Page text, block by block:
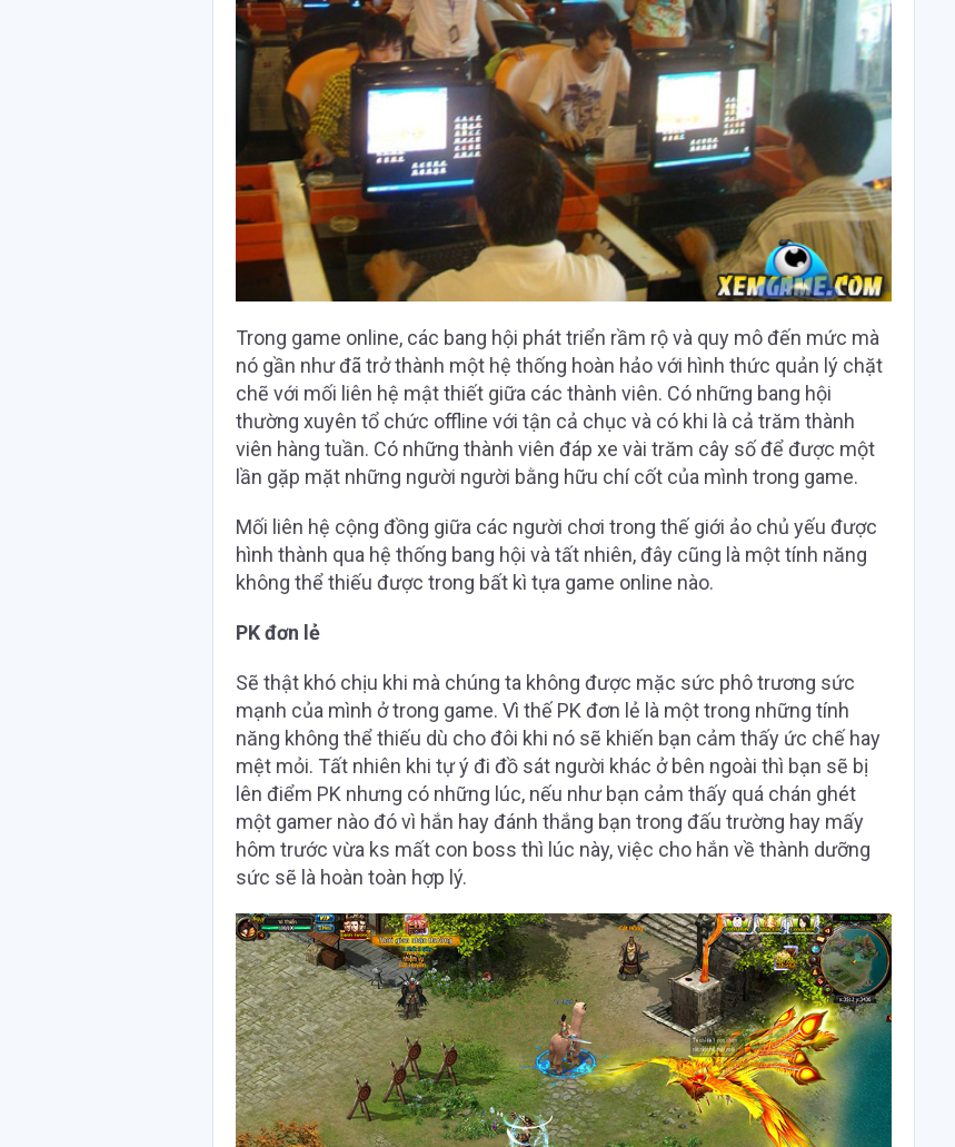
Trong game online, các bang hội phát triển rầm rộ và quy mô đến mức mà
nó gần như đã trở thành một hệ thống hoàn hảo với hình thức quản lý chặt
chẽ với mối liên hệ mật thiết giữa các thành viên. Có những bang hội
thường xuyên tổ chức offline với tận cả chục và có khi là cả trăm thành
viên hàng tuần. Có những thành viên đáp xe vài trăm cây số để được một
lần gặp mặt những người người bằng hữu chí cốt của mình trong game.
Mối liên hệ cộng đồng giữa các người chơi trong thế giới ảo chủ yếu được
hình thành qua hệ thống bang hội và tất nhiên, đây cũng là một tính năng
không thể thiếu được trong bất kì tựa game online nào.
PK đơn lẻ
Sẽ thật khó chịu khi mà chúng ta không được mặc sức phô trương sức
mạnh của mình ở trong game. Vì thế PK đơn lẻ là một trong những tính
năng không thể thiếu dù cho đôi khi nó sẽ khiến bạn cảm thấy ức chế hay
mệt mỏi. Tất nhiên khi tự ý đi đồ sát người khác ở bên ngoài thì bạn sẽ bị
lên điểm PK nhưng có những lúc, nếu như bạn cảm thấy quá chán ghét
một gamer nào đó vì hắn hay đánh thắng bạn trong đấu trường hay mấy
hôm trước vừa ks mất con boss thì lúc này, việc cho hắn về thành dưỡng
sức sẽ là hoàn toàn hợp lý.